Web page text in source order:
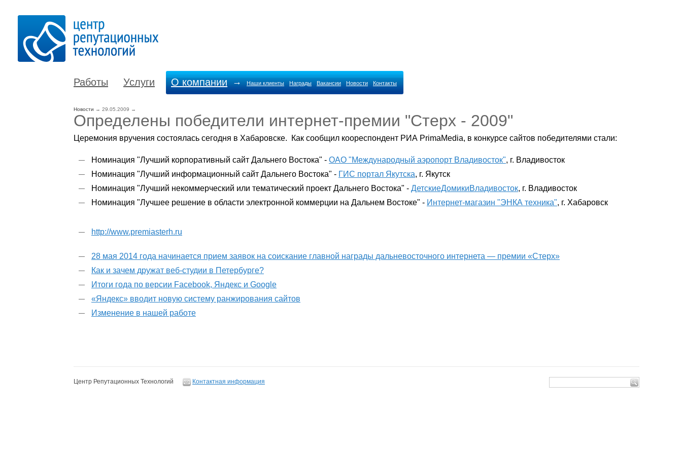
Работы Услуги О компании → Наши клиенты Награды Вакансии Новости Контакты
Новости → 29.05.2009 →
Определены победители интернет-премии "Стерх - 2009"
Церемония вручения состоялась сегодня в Хабаровске. Как сообщил коореспондент РИА PrimaMedia, в конкурсе сайтов победителями стали:
Номинация "Лучший корпоративный сайт Дальнего Востока" - ОАО "Международный аэропорт Владивосток", г. Владивосток
Номинация "Лучший информационный сайт Дальнего Востока" - ГИС портал Якутска, г. Якутск
Номинация "Лучший некоммерческий или тематический проект Дальнего Востока" - ДетскиеДомикиВладивосток, г. Владивосток
Номинация "Лучшее решение в области электронной коммерции на Дальнем Востоке" - Интернет-магазин "ЭНКА техника", г. Хабаровск
http://www.premiasterh.ru
28 мая 2014 года начинается прием заявок на соискание главной награды дальневосточного интернета — премии «Стерх»
Как и зачем дружат веб-студии в Петербурге?
Итоги года по версии Facebook, Яндекс и Google
«Яндекс» вводит новую систему ранжирования сайтов
Изменение в нашей работе
Центр Репутационных Технологий Контактная информация